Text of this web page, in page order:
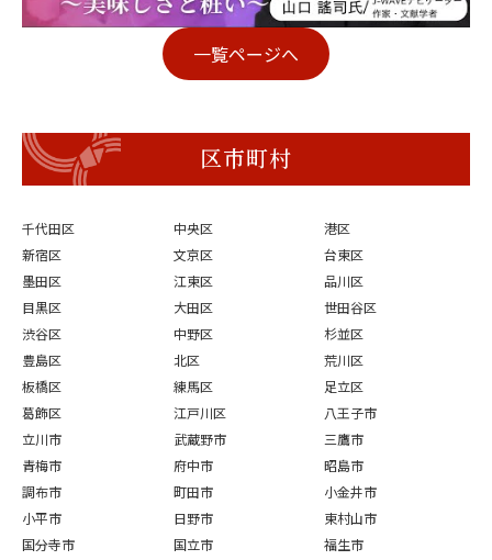
一覧ページへ
区市町村
千代田区 中央区
港区
新宿区
文京区
台東区
墨田区
江東区
品川区
目黒区
大田区
世田谷区
渋谷区
中野区
杉並区
豊島区
北区
荒川区
板橋区
練馬区
足立区
葛飾区
江戸川区
八王子市
立川市
武蔵野市
三鷹市
青梅市
府中市
昭島市
調布市
町田市
小金井市
小平市
日野市
東村山市
国分寺市
国立市
福生市